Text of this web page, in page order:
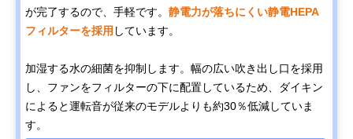
が完了するので、手軽です。 静電力が落ちにくい静電HEPA
フィルターを採用 しています。
加湿する水の細菌を抑制します。幅の広い吹き出し口を採用
し、ファンをフィルターの下に配置しているため、ダイキン
によると運転音が従来のモデルよりも約30％低減していま
す。